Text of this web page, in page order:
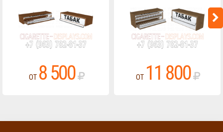
ОТ 8 500 ОТ 11 800